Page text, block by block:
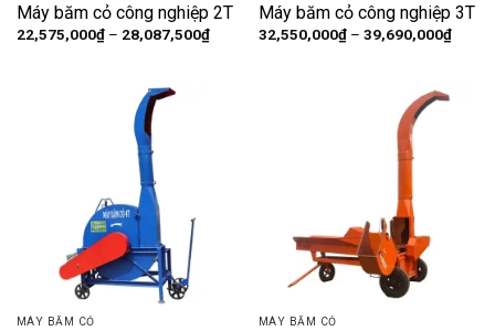
Máy băm cỏ công nghiệp 2T
22,575,000₫ – 28,087,500₫Khoảng
giá:
Máy băm cỏ công nghiệp 3T
32,550,000₫ – 39,690,000₫
giá:
MÁY BĂM CỎ MÁY BĂM CỎ